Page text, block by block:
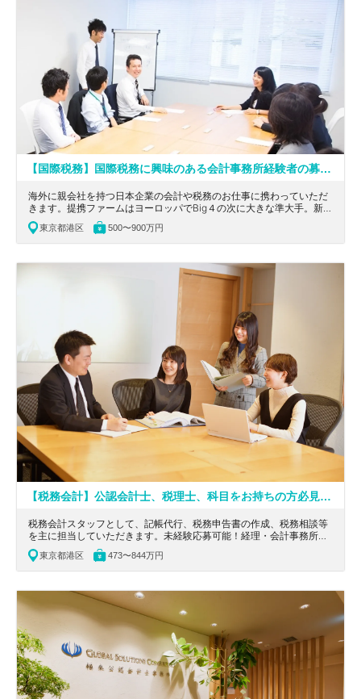
【国際税務】国際税務に興味のある会計事務所経験者の募集！提携ファームはヨーロッパでBig４の次に大きな準大手/ワークライフバランスが取れ、長期就業が可能です。平均年齢が30代後半、20代から50歳まで幅広い年代がご活躍！
海外に親会社を持つ日本企業の会計や税務のお仕事に携わっていただ
きます。提携ファームはヨーロッパでBig４の次に大きな準大手。新規
設立から日々の相談業務、また日本に法人等がない会社に関する相談
業務も実施しています。
東京都港区 500〜900万円
【税務会計】公認会計士、税理士、科目をお持ちの方必見！フレックス導入／外資クライアントが90％以上／投資ファンドや金融機関をメインにし、関連分野のスキルが高まる会計事務所
税務会計スタッフとして、記帳代行、税務申告書の作成、税務相談等
を主に担当していただきます。未経験応募可能！経理・会計事務所経
験のある人活躍！整った教育制度で税務・会計のキャリアを築けま
す。東京都港区 473〜844万円